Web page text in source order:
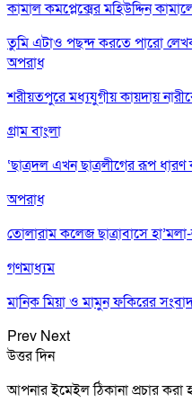
কামাল কমপ্লেক্সের মহিউদ্দিন
তুমি এটাও পছন্দ করতে পারো
অপরাধ
শরীয়তপুরে মধ্যযুগীয় কায়দায়
গ্রাম বাংলা
‘ছাত্রদল এখন ছাত্রলীগের রূপ
অপরাধ
তোলারাম কলেজ ছাত্রাবাসে
গণমাধ্যম
মানিক মিয়া ও মামুন ফকিরের
Prev Next
উত্তর দিন
আপনার ইমেইল ঠিকানা প্রচার করা